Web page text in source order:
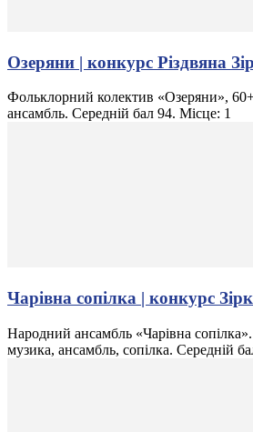
Озеряни | конкурс Різдвяна
Фольклорний колектив «Озеряни»,
ансамбль. Середній бал 94. Місце: 1
Чарівна сопілка | конкурс
Народний ансамбль «Чарівна
музика, ансамбль, сопілка. Середній